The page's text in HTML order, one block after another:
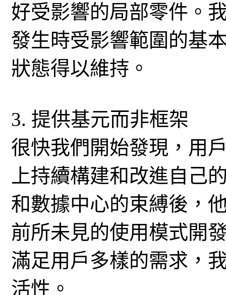
好受影響的局部零件。
發生時受影響範圍的基
狀態得以維持。
3. 提供基元而非框架
很快我們開始發現，用
上持續構建和改進自己
和數據中心的束縛後，
前所未見的使用模式開
滿足用戶多樣的需求，
活性。